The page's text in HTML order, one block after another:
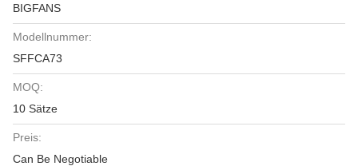
BIGFANS
Modellnummer:
SFFCA73
MOQ:
10 Sätze
Preis:
Can Be Negotiable